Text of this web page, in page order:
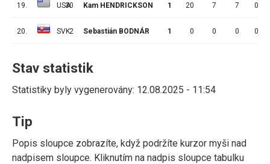
19. USA
30 Kam HENDRICKSON 1 20 7 7 0
20. SVK2 Sebastián BODNÁR 1 0 0 0 0
Stav statistik
Statistiky byly vygenerovány: 12.08.2025 - 11:54
Tip
Popis sloupce zobrazíte, když podržíte kurzor myši nad
nadpisem sloupce. Kliknutím na nadpis sloupce tabulku